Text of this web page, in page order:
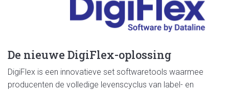
De nieuwe DigiFlex-oplossing
DigiFlex is een innovatieve set softwaretools waarmee
producenten de volledige levenscyclus van label- en